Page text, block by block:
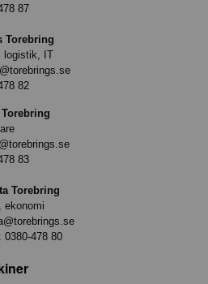
87
Torebring
logistik, IT
82
Torebring
83
Torebring
ekonomi
0380-478 80